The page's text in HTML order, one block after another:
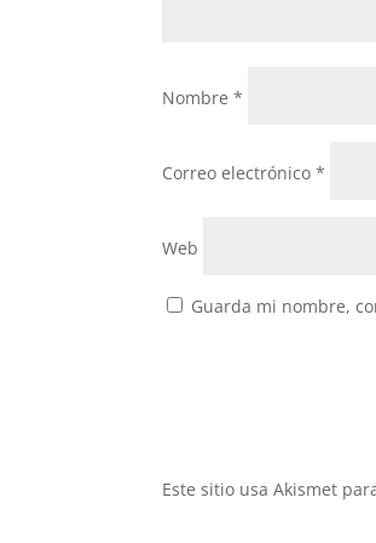
Nombre*
Correo electrónico*
Web
Guarda mi nombre,
Este sitio usa Akismet